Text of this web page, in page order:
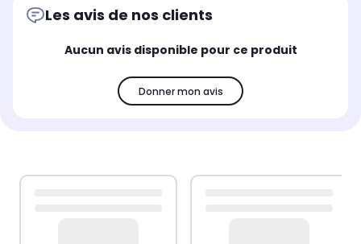
Les avis de nos clients
Aucun avis disponible pour ce produit
Donner mon avis